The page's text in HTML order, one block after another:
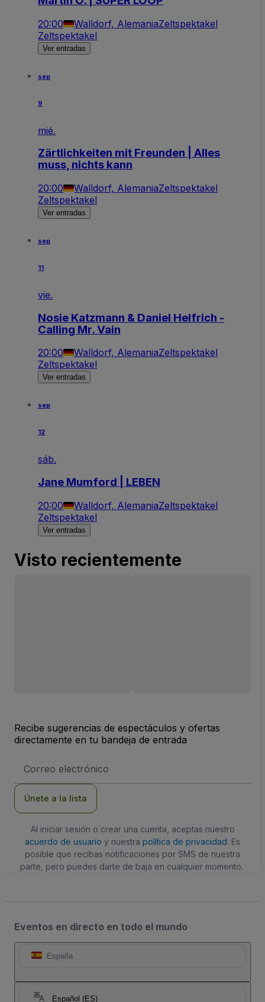
20:00 Walldorf, AlemaniaZeltspektakel
Zeltspektakel
Ver entradas
sep
9
mié.
Zärtlichkeiten mit Freunden | Alles
muss, nichts kann
20:00 Walldorf, AlemaniaZeltspektakel
Zeltspektakel
Ver entradas
sep
11
vie.
Nosie Katzmann & Daniel Helfrich -
Calling Mr. Vain
20:00 Walldorf, AlemaniaZeltspektakel
Zeltspektakel
Ver entradas
sep
12
sáb.
Jane Mumford | LEBEN
20:00 Walldorf, AlemaniaZeltspektakel
Zeltspektakel
Ver entradas
Visto recientemente
Recibe sugerencias de espectáculos y ofertas
directamente en tu bandeja de entrada
de
Únete a la lista
Al iniciar sesión o crear una cuenta, aceptas nuestro
acuerdo de usuario y nuestra política de privacidad. Es
posible que recibas notificaciones por SMS de nuestra
parte, pero puedes darte de baja en cualquier momento.
Eventos en directo en todo el mundo
España
Español (ES)